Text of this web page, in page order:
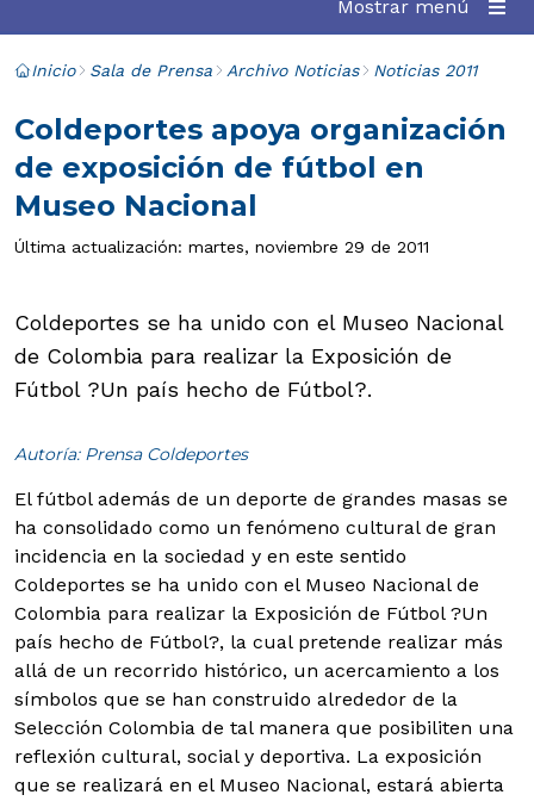
Mostrar menú
Inicio Sala de Prensa Archivo Noticias Noticias 2011
Coldeportes apoya organización
de exposición de fútbol en
Museo Nacional
Última actualización: martes, noviembre 29 de 2011
Coldeportes se ha unido con el Museo Nacional
de Colombia para realizar la Exposición de
Fútbol ?Un país hecho de Fútbol?.
Autoría: Prensa Coldeportes
El fútbol además de un deporte de grandes masas se
ha consolidado como un fenómeno cultural de gran
incidencia en la sociedad y en este sentido
Coldeportes se ha unido con el Museo Nacional de
Colombia para realizar la Exposición de Fútbol ?Un
país hecho de Fútbol?, la cual pretende realizar más
allá de un recorrido histórico, un acercamiento a los
símbolos que se han construido alrededor de la
Selección Colombia de tal manera que posibiliten una
reflexión cultural, social y deportiva. La exposición
que se realizará en el Museo Nacional, estará abierta